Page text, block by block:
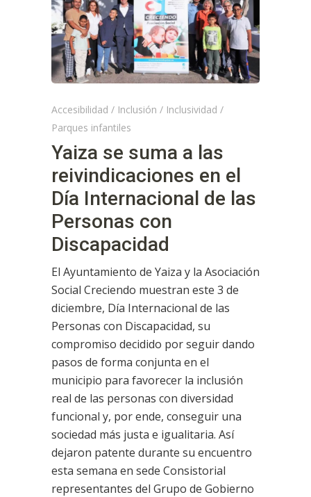
Accesibilidad / Inclusión / Inclusividad /
Parques infantiles
Yaiza se suma a las
reivindicaciones en el
Día Internacional de las
Personas con
Discapacidad
El Ayuntamiento de Yaiza y la Asociación
Social Creciendo muestran este 3 de
diciembre, Día Internacional de las
Personas con Discapacidad, su
compromiso decidido por seguir dando
pasos de forma conjunta en el
municipio para favorecer la inclusión
real de las personas con diversidad
funcional y, por ende, conseguir una
sociedad más justa e igualitaria. Así
dejaron patente durante su encuentro
esta semana en sede Consistorial
representantes del Grupo de Gobierno